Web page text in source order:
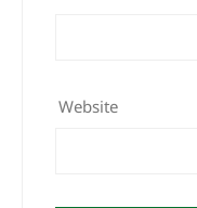
Website